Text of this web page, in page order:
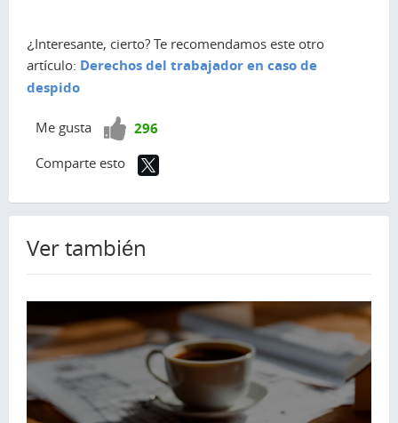
¿Interesante, cierto? Te recomendamos este otro
artículo: Derechos del trabajador en caso de
despido
Me gusta
¡Vota296
Comparte esto
Ver también